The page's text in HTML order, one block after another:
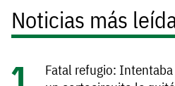
Noticias más
Fatal refugio: